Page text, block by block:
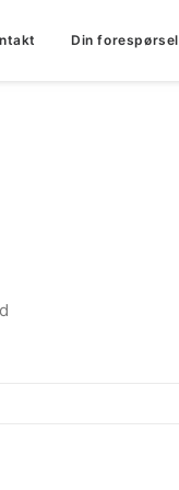
Din forespørsel